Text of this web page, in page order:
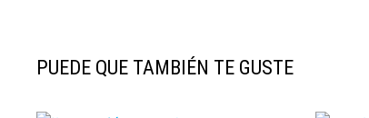
PUEDE QUE TAMBIÉN TE GUSTE